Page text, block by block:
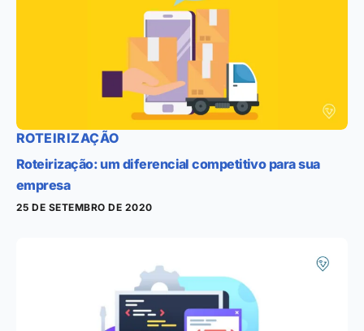
ROTEIRIZAÇÃO
Roteirização: um diferencial competitivo para sua
empresa
25 DE SETEMBRO DE 2020